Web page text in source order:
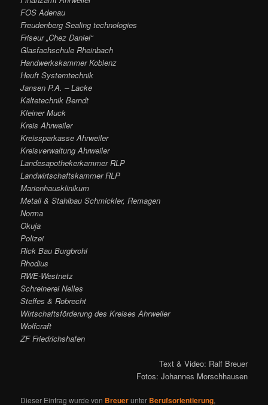
FOS Adenau
Freudenberg Sealing technologies
Friseur „Chez Daniel“
Glasfachschule Rheinbach
Handwerkskammer Koblenz
Heuft Systemtechnik
Jansen P.A. – Lacke
Kältetechnik Berndt
Kleiner Muck
Kreis Ahrweiler
Kreissparkasse Ahrweiler
Kreisverwaltung Ahrweiler
Landesapothekerkammer RLP
Landwirtschaftskammer RLP
Marienhausklinikum
Metall & Stahlbau Schmickler, Remagen
Norma
Okuja
Polizei
Rick Bau Burgbrohl
Rhodius
RWE-Westnetz
Schreinerei Nelles
Steffes & Robrecht
Wirtschaftsförderung des Kreises Ahrweiler
Wolfcraft
ZF Friedrichshafen
Text & Video: Ralf Breuer
Fotos: Johannes Morschhausen
Dieser Eintrag wurde von Breuerunter Berufsorientierung,